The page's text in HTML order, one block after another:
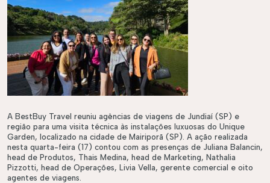
A BestBuy Travel reuniu agências de viagens de Jundiaí (SP) e
região para uma visita técnica às instalações luxuosas do Unique
Garden, localizado na cidade de Mairiporã (SP). A ação realizada
nesta quarta-feira (17) contou com as presenças de Juliana Balancin,
head de Produtos, Thais Medina, head de Marketing, Nathalia
Pizzotti, head de Operações, Livia Vella, gerente comercial e oito
agentes de viagens.